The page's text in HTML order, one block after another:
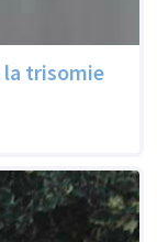
la trisomie